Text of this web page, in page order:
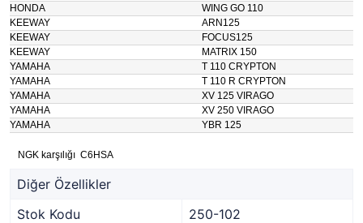
HONDA
WING GO 110
KEEWAY
ARN125
KEEWAY
FOCUS125
KEEWAY
MATRIX 150
YAMAHA
T 110 CRYPTON
YAMAHA
T 110 R CRYPTON
YAMAHA
XV 125 VIRAGO
YAMAHA
XV 250 VIRAGO
YAMAHA
YBR 125
NGK karşılığı C6HSA
Diğer Özellikler
Stok Kodu
250-102